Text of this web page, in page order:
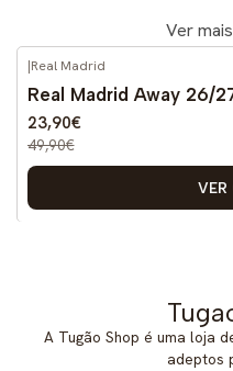
Ver
-52%
DESCONTO
|Real Madrid
Real Madrid Away 26/
23,90€
49,90€
VER
A Tugão Shop é uma loja
adeptos